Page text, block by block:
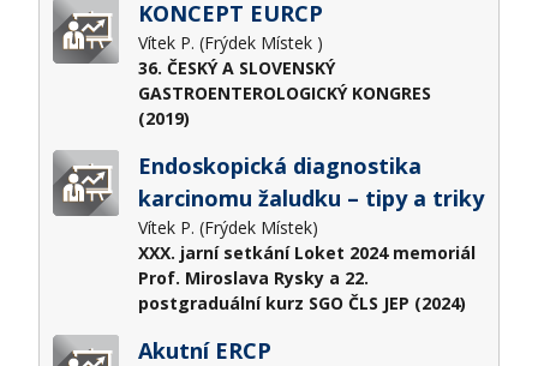
KONCEPT EURCP
Vítek P. (Frýdek Místek )
36. ČESKÝ A SLOVENSKÝ
GASTROENTEROLOGICKÝ KONGRES
(2019)
Endoskopická diagnostika
karcinomu žaludku – tipy a triky
Vítek P. (Frýdek Místek)
XXX. jarní setkání Loket 2024 memoriál
Prof. Miroslava Rysky a 22.
postgraduální kurz SGO ČLS JEP (2024)
Akutní ERCP